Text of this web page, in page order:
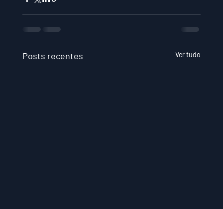
Posts recentes Ver tudo